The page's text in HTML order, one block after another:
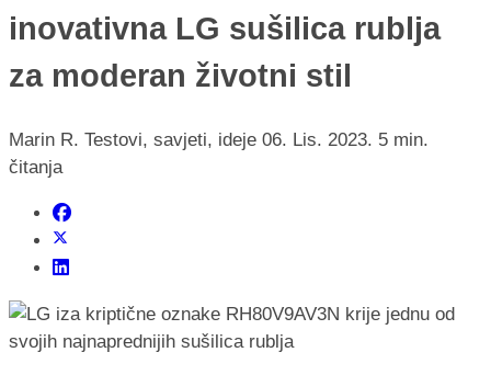
inovativna LG sušilica rublja
za moderan životni stil
Marin R. Testovi, savjeti, ideje 06. Lis. 2023. 5 min.
čitanja